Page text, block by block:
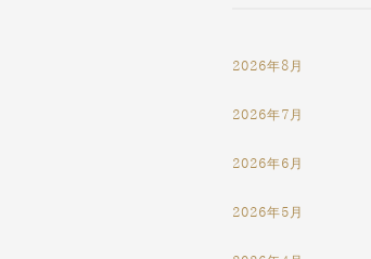
2026年8月
2026年7月
2026年6月
2026年5月